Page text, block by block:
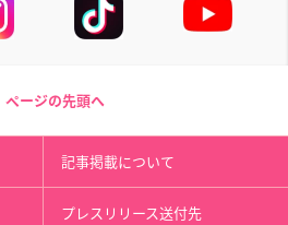
ページの先頭へ
記事掲載について
プレスリリース送付先